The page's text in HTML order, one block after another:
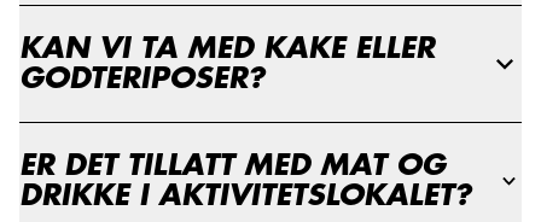
KAN VI TA MED KAKE ELLER
GODTERIPOSER?
ER DET TILLATT MED MAT OG
DRIKKE I AKTIVITETSLOKALET?